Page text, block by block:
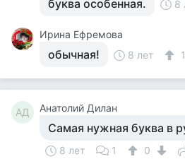
буква особенная. 8
Ирина Ефремова
обычная! 8 лет 1
АД Анатолий Дилан
Самая нужная буква в
8 лет 1 0